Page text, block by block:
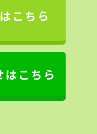
こちら
はこちら